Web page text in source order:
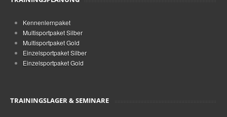
Kennenlernpaket
Multisportpaket Silber
Multisportpaket Gold
Einzelsportpaket Silber
Einzelsportpaket Gold
TRAININGSLAGER & SEMINARE